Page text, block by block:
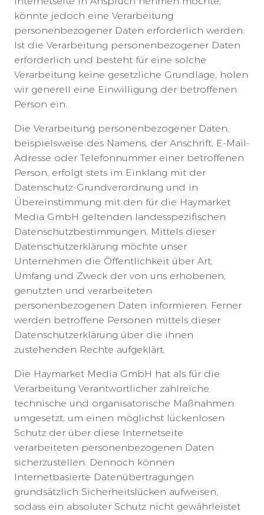
könnte jedoch eine Verarbeitung
personenbezogener Daten erforderlich werden.
Ist die Verarbeitung personenbezogener Daten
erforderlich und besteht für eine solche
Verarbeitung keine gesetzliche Grundlage, holen
wir generell eine Einwilligung der betroffenen
Person ein.
Die Verarbeitung personenbezogener Daten,
beispielsweise des Namens, der Anschrift, E-Mail-
Adresse oder Telefonnummer einer betroffenen
Person, erfolgt stets im Einklang mit der
Datenschutz-Grundverordnung und in
Übereinstimmung mit den für die Haymarket
Media GmbH geltenden landesspezifischen
Datenschutzbestimmungen. Mittels dieser
Datenschutzerklärung möchte unser
Unternehmen die Öffentlichkeit über Art,
Umfang und Zweck der von uns erhobenen,
genutzten und verarbeiteten
personenbezogenen Daten informieren. Ferner
werden betroffene Personen mittels dieser
Datenschutzerklärung über die ihnen
zustehenden Rechte aufgeklärt.
Die Haymarket Media GmbH hat als für die
Verarbeitung Verantwortlicher zahlreiche
technische und organisatorische Maßnahmen
umgesetzt, um einen möglichst lückenlosen
Schutz der über diese Internetseite
verarbeiteten personenbezogenen Daten
sicherzustellen. Dennoch können
Internetbasierte Datenübertragungen
grundsätzlich Sicherheitslücken aufweisen,
sodass ein absoluter Schutz nicht gewährleistet